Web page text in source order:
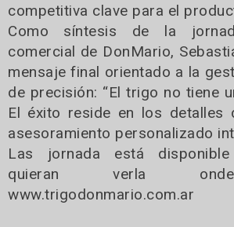
competitiva clave para el
Como síntesis de la
comercial de DonMario,
mensaje final orientado a la
de precisión: “El trigo no tiene
El éxito reside en los detalles
asesoramiento personalizado
Las jornada está
quieran verla
www.trigodonmario.com.ar